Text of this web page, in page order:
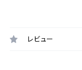
レビュー